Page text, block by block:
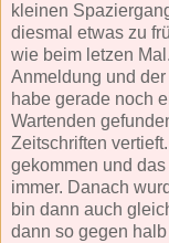
kleinen
diesmal etwas zu
wie beim letzen
Anmeldung und
habe gerade noch
Wartenden
Zeitschriften
gekommen und
immer. Danach
bin dann auch
dann so gegen